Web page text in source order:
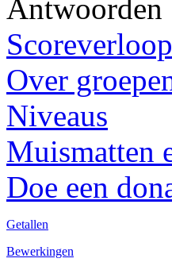
Antwoorden
Scoreverloop
Over
Niveaus
Muismatten
Doe een
Getallen
Bewerkingen